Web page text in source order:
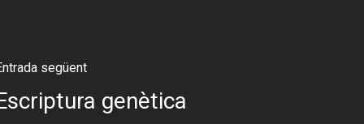
següent
genètica